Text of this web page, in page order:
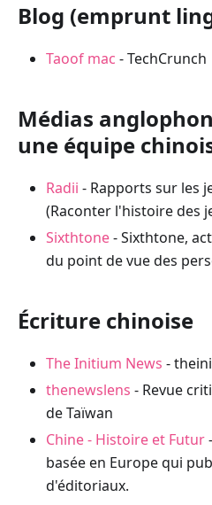
Blog (emprunt
Taoof mac - TechCrunch
Médias
une équipe
Radii - Rapports sur les
(Raconter l'histoire des
Sixthtone- Sixthtone,
du point de vue des
Écriture chinoise
The Initium News -
thenewslens - Revue
de Taïwan
Chine - Histoire et Futur
basée en Europe qui
d'éditoriaux.